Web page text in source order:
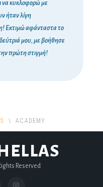
να κυκλοφορώ με
ήταν λίγη
Εκτιμώ αφάνταστα το
μου, με βοήθησε
πρώτη στιγμή!
ACADEMY
Reserved